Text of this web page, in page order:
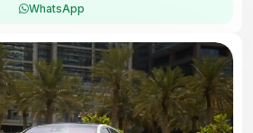
WhatsApp